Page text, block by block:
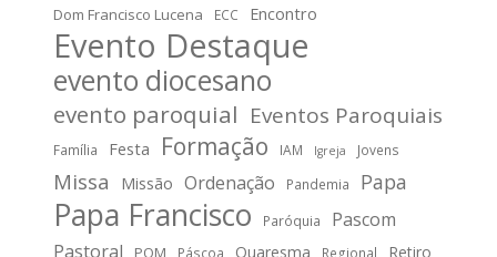
Dom Francisco Lucena
ECC Encontro
Evento Destaque
evento diocesano
evento paroquial Eventos Paroquiais
Família Festa Formação IAM Igreja Jovens
Missa Missão Ordenação Pandemia Papa
Papa Francisco Paróquia
Pascom
Pastoral
POM Páscoa Quaresma Regional Retiro